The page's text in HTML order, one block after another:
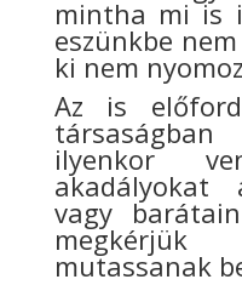
mintha mi is
eszünkbe
ki nem
Az is
társaságban
ilyenkor
akadályokat
vagy
mutassanak